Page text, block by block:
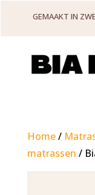
GEMAAKT IN
Home/
matrassen /